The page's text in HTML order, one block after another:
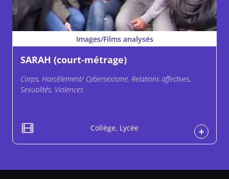
Images/Films analysés
SARAH (court-métrage)
Corps, Harcèlement/ Cybersexisme, Relations affectives,
Sexualités, Violences
Collège, Lycée